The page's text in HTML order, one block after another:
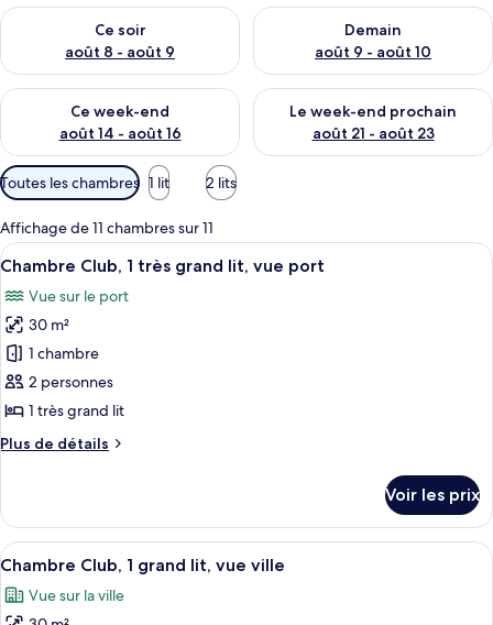
Ce soir
août 8 - août 9
Vérifier la disponibilité pour ce soir août 8 - août 9
Demain
août 9 - août 10
Vérifier la disponibilité pour
Ce week-end
août 14 - août 16
Vérifier la disponibilité pour ce week-end août 14 - août 16
Le week-end prochain
août 21 - août 23
Vérifier la disponibilité pour
Filtres
disponibles
pour
les
chambres
Toutes les chambres 1 lit 2 lits
Affichage de 11 chambres sur 11
Afficher
toutes
les
photos
pour
ce
type
chambre :
très
grand
lit,
Literie de qualité supérieure,
11
Chambre Club, 1 très grand lit, vue port
Vue sur le port
30 m²
1 chambre
2 personnes
1 très grand lit
Plus de détails
Plus
le
type
de
Chambre
Club,
Voir les prix
Afficher
toutes
les
Une chambre d’hôtel avec un
13
Chambre Club, 1 grand lit, vue ville
Vue sur la ville